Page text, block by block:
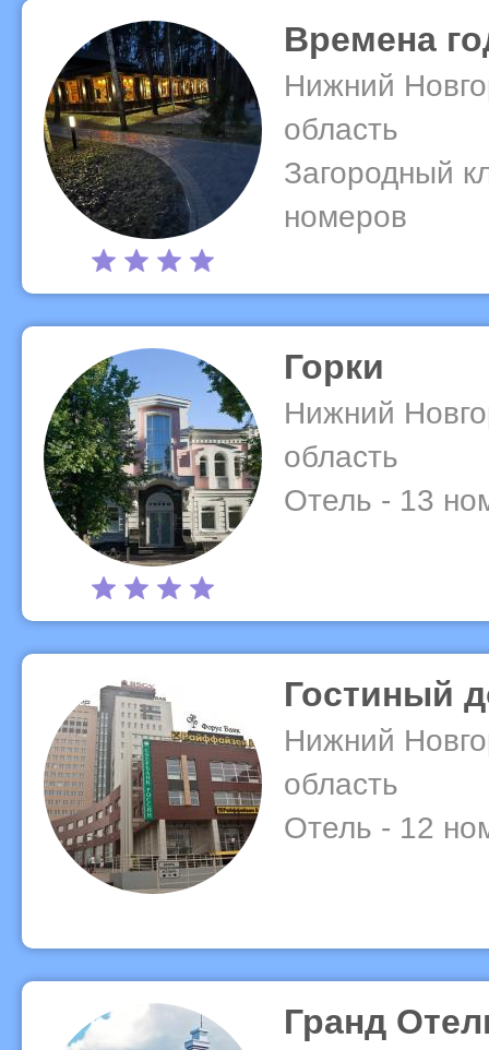
Времена
Нижний
область
Загородный
номеров
Горки
Нижний
область
Отель - 13
Гостиный
Нижний
область
Отель - 12
Гранд